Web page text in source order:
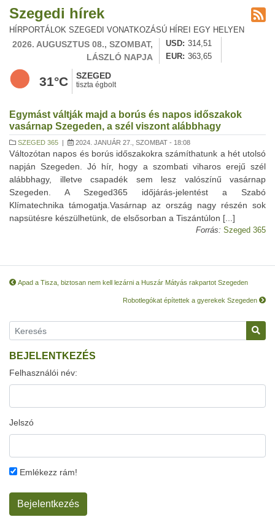
Szegedi hírek
HÍRPORTÁLOK SZEGEDI VONATKOZÁSÚ HÍREI EGY HELYEN
2026. AUGUSZTUS 08., SZOMBAT,
LÁSZLÓ NAPJA
USD
314,51
EUR
363,65
31°C SZEGED
tiszta égbolt
Egymást váltják majd a borús és napos időszakok
vasárnap Szegeden, a szél viszont alábbhagy
SZEGED 365 | 2024. JANUÁR 27., SZOMBAT - 18:08
Változótan napos és borús időszakokra számíthatunk a hét utolsó
napján Szegeden. Jó hír, hogy a szombati viharos erejű szél
alábbhagy, illetve csapadék sem lesz valószínű vasárnap
Szegeden. A Szeged365 időjárás-jelentést a Szabó
Klímatechnika támogatja.Vasárnap az ország nagy részén sok
napsütésre készülhetünk, de elsősorban a Tiszántúlon [...]
Forrás: Szeged 365
Apad a Tisza, biztosan nem kell lezárni a Huszár Mátyás rakpartot Szegeden
Robotlegókat építettek a gyerekek Szegeden
BEJELENTKEZÉS
Felhasználói név:
Jelszó
Emlékezz rám!